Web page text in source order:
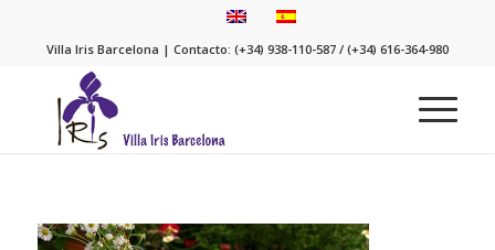
Villa Iris Barcelona | Contacto: (+34) 938-110-587 / (+34) 616-364-980